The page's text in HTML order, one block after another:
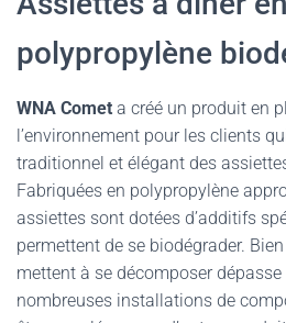
polypropylène
WNA Comet a créé un produit en
l’environnement pour les clients
traditionnel et élégant des
Fabriquées en polypropylène
assiettes sont dotées d’additifs
permettent de se biodégrader.
mettent à se décomposer
nombreuses installations de